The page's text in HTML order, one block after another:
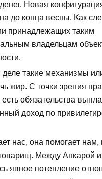
Новая
до конца весны. Как
принадлежащих таким
владельцам
такие механизмы
жир. С точки зрения
обязательства
доход по
нас, она помогает
Между Анкарой
явное потепление